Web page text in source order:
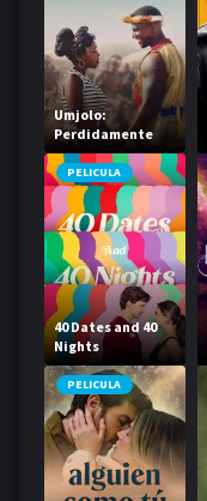
Umjolo:
Perdidamente
enamorada
PELICULA
40 Dates and 40
Nights
PELICULA